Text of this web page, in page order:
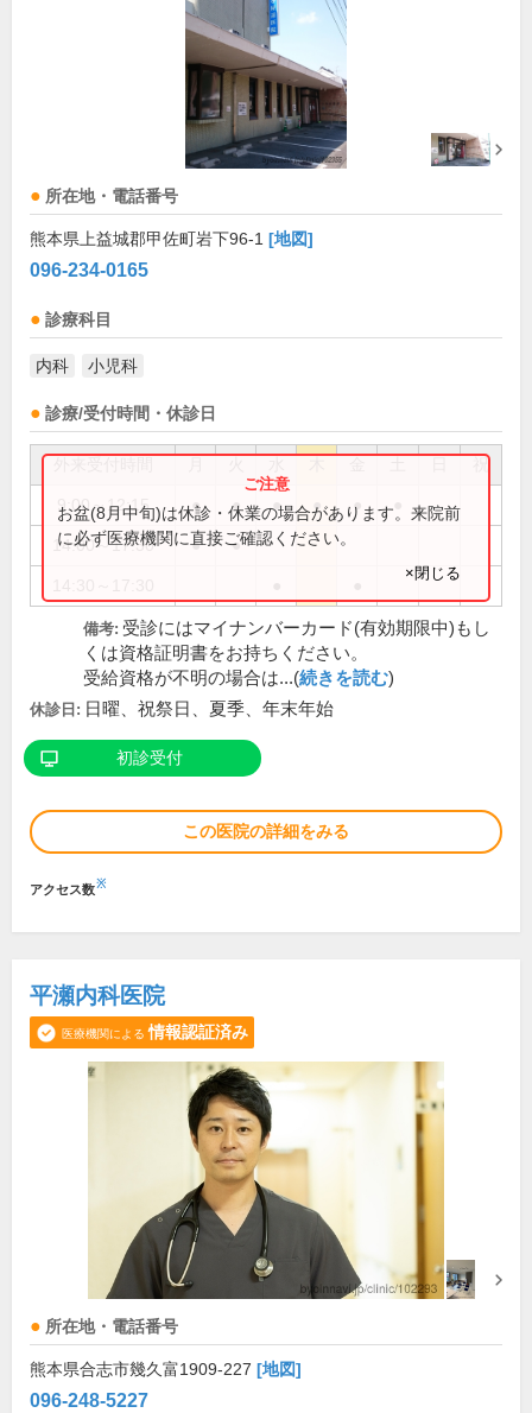
所在地・電話番号
熊本県上益城郡甲佐町岩下96-1 [地図]
096-234-0165
診療科目
内科 小児科
診療/受付時間・休診日
祝
9:00～12:15 ● ● ● ● ●
14:00～17:30 ● ●
お盆(8月中旬)は休診・休業の場合があります。来院前
に必ず医療機関に直接ご確認ください。
×閉じる
備考: 受診にはマイナンバーカード(有効期限中)もし
くは資格証明書をお持ちください。
受給資格が不明の場合は...(続きを読む)
休診日: 日曜、祝祭日、夏季、年末年始
初診受付
この医院の詳細をみる
アクセス数※
平瀬内科医院
医療機関による 情報認証済み
所在地・電話番号
熊本県合志市幾久富1909-227 [地図]
096-248-5227